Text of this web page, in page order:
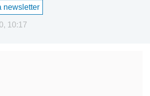
newsletter
10:17